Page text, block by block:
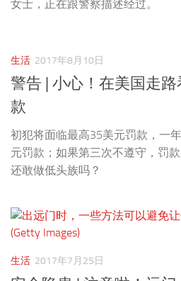
女士，正在跟警察描述经过。
生活 2017年8月10日
警告 | 小心！在美国走
款
初犯将面临最高35美元罚款，一
元罚款；如果第三次不遵守，罚
还敢做低头族吗？
生活 2017年7月25日